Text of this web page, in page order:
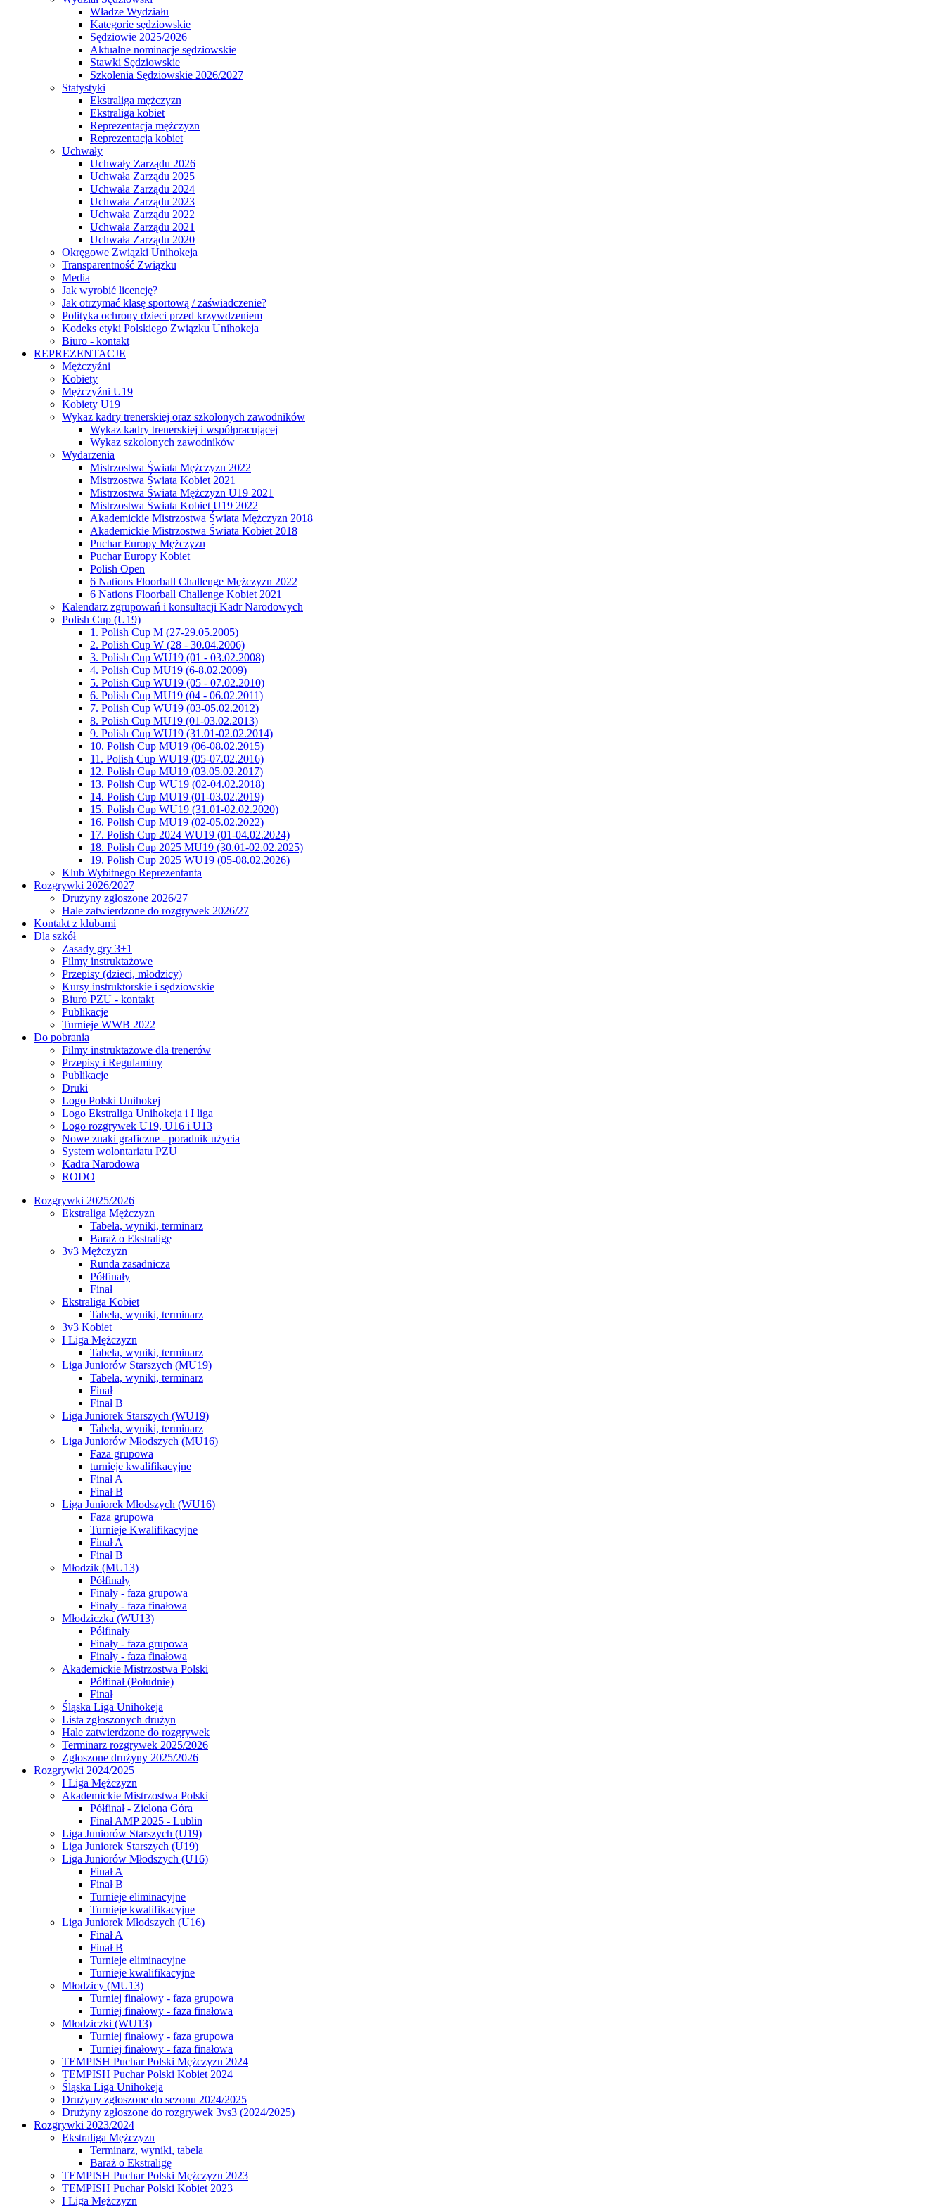
Władze Wydziału
Kategorie sędziowskie
Sędziowie 2025/2026
Aktualne nominacje sędziowskie
Stawki Sędziowskie
Szkolenia Sędziowskie 2026/2027
Statystyki
Ekstraliga mężczyzn
Ekstraliga kobiet
Reprezentacja mężczyzn
Reprezentacja kobiet
Uchwały
Uchwały Zarządu 2026
Uchwała Zarządu 2025
Uchwała Zarządu 2024
Uchwała Zarządu 2023
Uchwała Zarządu 2022
Uchwała Zarządu 2021
Uchwała Zarządu 2020
Okręgowe Związki Unihokeja
Transparentność Związku
Media
Jak wyrobić licencję?
Jak otrzymać klasę sportową / zaświadczenie?
Polityka ochrony dzieci przed krzywdzeniem
Kodeks etyki Polskiego Związku Unihokeja
Biuro - kontakt
REPREZENTACJE
Mężczyźni
Kobiety
Mężczyźni U19
Kobiety U19
Wykaz kadry trenerskiej oraz szkolonych zawodników
Wykaz kadry trenerskiej i współpracującej
Wykaz szkolonych zawodników
Wydarzenia
Mistrzostwa Świata Mężczyzn 2022
Mistrzostwa Świata Kobiet 2021
Mistrzostwa Świata Mężczyzn U19 2021
Mistrzostwa Świata Kobiet U19 2022
Akademickie Mistrzostwa Świata Mężczyzn 2018
Akademickie Mistrzostwa Świata Kobiet 2018
Puchar Europy Mężczyzn
Puchar Europy Kobiet
Polish Open
6 Nations Floorball Challenge Mężczyzn 2022
6 Nations Floorball Challenge Kobiet 2021
Kalendarz zgrupowań i konsultacji Kadr Narodowych
Polish Cup (U19)
1. Polish Cup M (27-29.05.2005)
2. Polish Cup W (28 - 30.04.2006)
3. Polish Cup WU19 (01 - 03.02.2008)
4. Polish Cup MU19 (6-8.02.2009)
5. Polish Cup WU19 (05 - 07.02.2010)
6. Polish Cup MU19 (04 - 06.02.2011)
7. Polish Cup WU19 (03-05.02.2012)
8. Polish Cup MU19 (01-03.02.2013)
9. Polish Cup WU19 (31.01-02.02.2014)
10. Polish Cup MU19 (06-08.02.2015)
11. Polish Cup WU19 (05-07.02.2016)
12. Polish Cup MU19 (03.05.02.2017)
13. Polish Cup WU19 (02-04.02.2018)
14. Polish Cup MU19 (01-03.02.2019)
15. Polish Cup WU19 (31.01-02.02.2020)
16. Polish Cup MU19 (02-05.02.2022)
17. Polish Cup 2024 WU19 (01-04.02.2024)
18. Polish Cup 2025 MU19 (30.01-02.02.2025)
19. Polish Cup 2025 WU19 (05-08.02.2026)
Klub Wybitnego Reprezentanta
Rozgrywki 2026/2027
Drużyny zgłoszone 2026/27
Hale zatwierdzone do rozgrywek 2026/27
Kontakt z klubami
Dla szkół
Zasady gry 3+1
Filmy instruktażowe
Przepisy (dzieci, młodzicy)
Kursy instruktorskie i sędziowskie
Biuro PZU - kontakt
Publikacje
Turnieje WWB 2022
Do pobrania
Filmy instruktażowe dla trenerów
Przepisy i Regulaminy
Publikacje
Druki
Logo Polski Unihokej
Logo Ekstraliga Unihokeja i I liga
Logo rozgrywek U19, U16 i U13
Nowe znaki graficzne - poradnik użycia
System wolontariatu PZU
Kadra Narodowa
RODO
Rozgrywki 2025/2026
Ekstraliga Mężczyzn
Tabela, wyniki, terminarz
Baraż o Ekstraligę
3v3 Mężczyzn
Runda zasadnicza
Półfinały
Finał
Ekstraliga Kobiet
Tabela, wyniki, terminarz
3v3 Kobiet
I Liga Mężczyzn
Tabela, wyniki, terminarz
Liga Juniorów Starszych (MU19)
Tabela, wyniki, terminarz
Finał
Finał B
Liga Juniorek Starszych (WU19)
Tabela, wyniki, terminarz
Liga Juniorów Młodszych (MU16)
Faza grupowa
turnieje kwalifikacyjne
Finał A
Finał B
Liga Juniorek Młodszych (WU16)
Faza grupowa
Turnieje Kwalifikacyjne
Finał A
Finał B
Młodzik (MU13)
Półfinały
Finały - faza grupowa
Finały - faza finałowa
Młodziczka (WU13)
Półfinały
Finały - faza grupowa
Finały - faza finałowa
Akademickie Mistrzostwa Polski
Półfinał (Południe)
Finał
Śląska Liga Unihokeja
Lista zgłoszonych drużyn
Hale zatwierdzone do rozgrywek
Terminarz rozgrywek 2025/2026
Zgłoszone drużyny 2025/2026
Rozgrywki 2024/2025
I Liga Mężczyzn
Akademickie Mistrzostwa Polski
Półfinał - Zielona Góra
Finał AMP 2025 - Lublin
Liga Juniorów Starszych (U19)
Liga Juniorek Starszych (U19)
Liga Juniorów Młodszych (U16)
Finał A
Finał B
Turnieje eliminacyjne
Turnieje kwalifikacyjne
Liga Juniorek Młodszych (U16)
Finał A
Finał B
Turnieje eliminacyjne
Turnieje kwalifikacyjne
Młodzicy (MU13)
Turniej finałowy - faza grupowa
Turniej finałowy - faza finałowa
Młodziczki (WU13)
Turniej finałowy - faza grupowa
Turniej finałowy - faza finałowa
TEMPISH Puchar Polski Mężczyzn 2024
TEMPISH Puchar Polski Kobiet 2024
Śląska Liga Unihokeja
Drużyny zgłoszone do sezonu 2024/2025
Drużyny zgłoszone do rozgrywek 3vs3 (2024/2025)
Rozgrywki 2023/2024
Ekstraliga Mężczyzn
Terminarz, wyniki, tabela
Baraż o Ekstraligę
TEMPISH Puchar Polski Mężczyzn 2023
TEMPISH Puchar Polski Kobiet 2023
I Liga Mężczyzn